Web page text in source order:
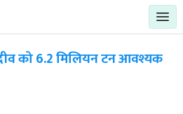
को 6.2 मिलियन टन आवश्यक